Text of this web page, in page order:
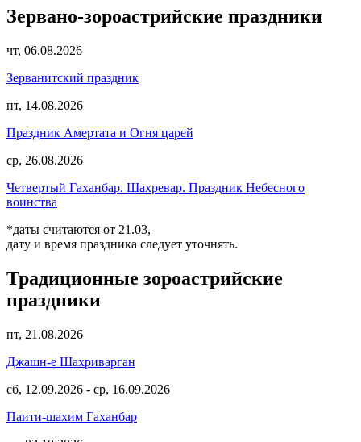
Зервано-зороастрийские праздники
чт, 06.08.2026
Зерванитский праздник
пт, 14.08.2026
Праздник Амертата и Огня царей
ср, 26.08.2026
Четвертый Гаханбар. Шахревар. Праздник Небесного
воинства
*даты считаются от 21.03,
дату и время праздника следует уточнять.
Традиционные зороастрийские
праздники
пт, 21.08.2026
Джашн-е Шахриварган
сб, 12.09.2026 - ср, 16.09.2026
Паити-шахим Гаханбар